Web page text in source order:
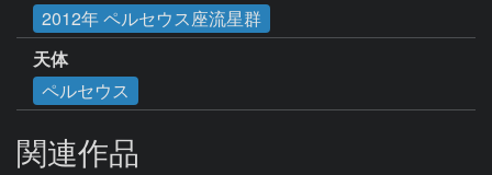
2012年 ペルセウス座流星群
天体
ペルセウス
関連作品